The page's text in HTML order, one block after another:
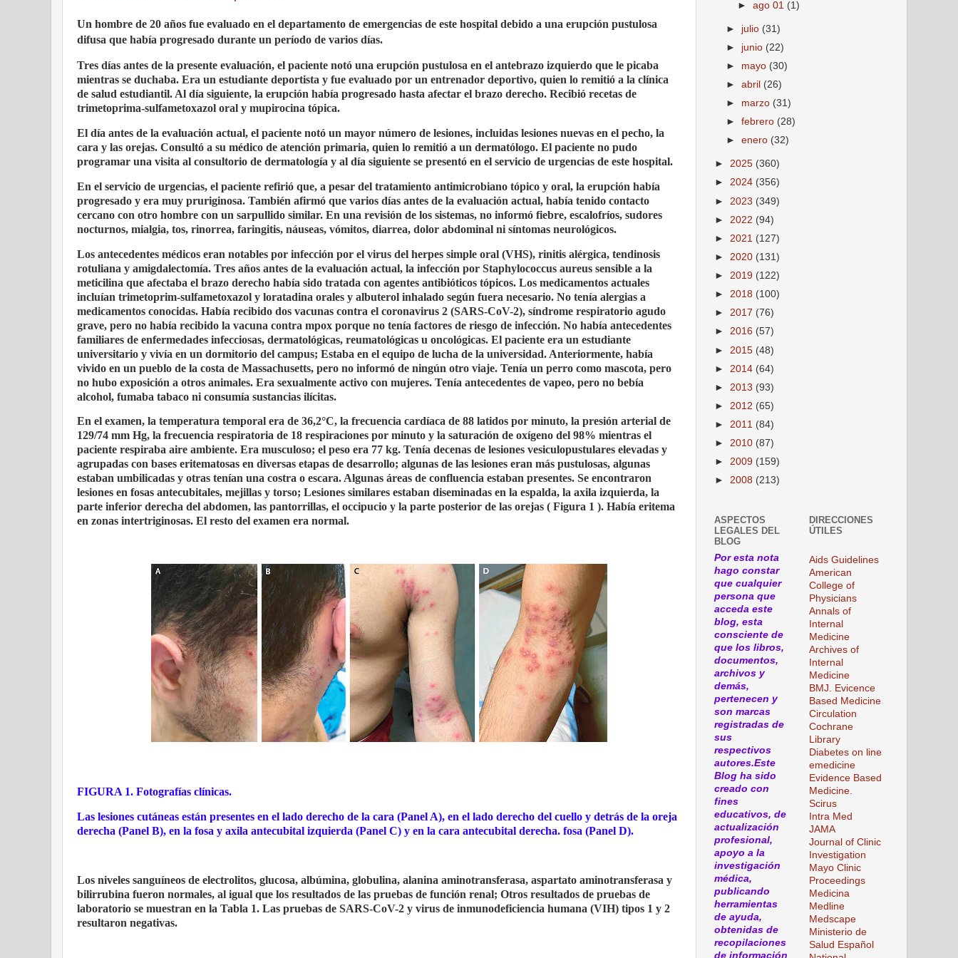
Un hombre de 20 años fue evaluado en el departamento de emergencias de este hospital debido a una erupción pustulosa
difusa que había progresado durante un período de varios días.
Tres días antes de la presente evaluación, el paciente notó una erupción pustulosa en el antebrazo izquierdo que le picaba
mientras se duchaba. Era un estudiante deportista y fue evaluado por un entrenador deportivo, quien lo remitió a la clínica
de salud estudiantil. Al día siguiente, la erupción había progresado hasta afectar el brazo derecho. Recibió recetas de
trimetoprima-sulfametoxazol oral y mupirocina tópica.
El día antes de la evaluación actual, el paciente notó un mayor número de lesiones, incluidas lesiones nuevas en el pecho, la
cara y las orejas. Consultó a su médico de atención primaria, quien lo remitió a un dermatólogo. El paciente no pudo
programar una visita al consultorio de dermatología y al día siguiente se presentó en el servicio de urgencias de este hospital.
En el servicio de urgencias, el paciente refirió que, a pesar del tratamiento antimicrobiano tópico y oral, la erupción había
progresado y era muy pruriginosa. También afirmó que varios días antes de la evaluación actual, había tenido contacto
cercano con otro hombre con un sarpullido similar. En una revisión de los sistemas, no informó fiebre, escalofríos, sudores
nocturnos, mialgia, tos, rinorrea, faringitis, náuseas, vómitos, diarrea, dolor abdominal ni síntomas neurológicos.
Los antecedentes médicos eran notables por infección por el virus del herpes simple oral (VHS), rinitis alérgica, tendinosis
rotuliana y amigdalectomía. Tres años antes de la evaluación actual, la infección por Staphylococcus aureus sensible a la
meticilina que afectaba el brazo derecho había sido tratada con agentes antibióticos tópicos. Los medicamentos actuales
incluían trimetoprim-sulfametoxazol y loratadina orales y albuterol inhalado según fuera necesario. No tenía alergias a
medicamentos conocidas. Había recibido dos vacunas contra el coronavirus 2 (SARS-CoV-2), síndrome respiratorio agudo
grave, pero no había recibido la vacuna contra mpox porque no tenía factores de riesgo de infección. No había antecedentes
familiares de enfermedades infecciosas, dermatológicas, reumatológicas u oncológicas. El paciente era un estudiante
universitario y vivía en un dormitorio del campus; Estaba en el equipo de lucha de la universidad. Anteriormente, había
vivido en un pueblo de la costa de Massachusetts, pero no informó de ningún otro viaje. Tenía un perro como mascota, pero
no hubo exposición a otros animales. Era sexualmente activo con mujeres. Tenía antecedentes de vapeo, pero no bebía
alcohol, fumaba tabaco ni consumía sustancias ilícitas.
En el examen, la temperatura temporal era de 36,2°C, la frecuencia cardíaca de 88 latidos por minuto, la presión arterial de
129/74 mm Hg, la frecuencia respiratoria de 18 respiraciones por minuto y la saturación de oxígeno del 98% mientras el
paciente respiraba aire ambiente. Era musculoso; el peso era 77 kg. Tenía decenas de lesiones vesiculopustulares elevadas y
agrupadas con bases eritematosas en diversas etapas de desarrollo; algunas de las lesiones eran más pustulosas, algunas
estaban umbilicadas y otras tenían una costra o escara. Algunas áreas de confluencia estaban presentes. Se encontraron
lesiones en fosas antecubitales, mejillas y torso; Lesiones similares estaban diseminadas en la espalda, la axila izquierda, la
parte inferior derecha del abdomen, las pantorrillas, el occipucio y la parte posterior de las orejas ( Figura 1 ). Había eritema
en zonas intertriginosas. El resto del examen era normal.
FIGURA 1. Fotografías clínicas.
Las lesiones cutáneas están presentes en el lado derecho de la cara (Panel A), en el lado derecho del cuello y detrás de la oreja
derecha (Panel B), en la fosa y axila antecubital izquierda (Panel C) y en la cara antecubital derecha. fosa (Panel D).
Los niveles sanguíneos de electrolitos, glucosa, albúmina, globulina, alanina aminotransferasa, aspartato aminotransferasa y
bilirrubina fueron normales, al igual que los resultados de las pruebas de función renal; Otros resultados de pruebas de
laboratorio se muestran en la Tabla 1. Las pruebas de SARS-CoV-2 y virus de inmunodeficiencia humana (VIH) tipos 1 y 2
resultaron negativas.
►ago 01 (1)
► julio (31)
► junio (22)
► mayo (30)
►abril (26)
► marzo (31)
►febrero (28)
►enero (32)
► 2025 (360)
► 2024 (356)
► 2023 (349)
► 2022 (94)
► 2021 (127)
► 2020 (131)
► 2019 (122)
► 2018 (100)
► 2017 (76)
► 2016 (57)
► 2015 (48)
► 2014 (64)
► 2013 (93)
► 2012 (65)
► 2011 (84)
► 2010 (87)
► 2009 (159)
► 2008 (213)
ASPECTOS
LEGALES DEL
BLOG
Por esta nota
hago constar
que cualquier
persona que
acceda este
blog, esta
consciente de
que los libros,
documentos,
archivos y
demás,
pertenecen y
son marcas
registradas de
sus
respectivos
autores.Este
Blog ha sido
creado con
fines
educativos, de
actualización
profesional,
apoyo a la
investigación
médica,
publicando
herramientas
de ayuda,
obtenidas de
recopilaciones
de información
DIRECCIONES
ÚTILES
Aids Guidelines
American
College of
Physicians
Annals of
Internal
Medicine
Archives of
Internal
Medicine
BMJ. Evicence
Based Medicine
Circulation
Cochrane
Library
Diabetes on line
emedicine
Evidence Based
Medicine.
Scirus
Intra Med
JAMA
Journal of Clinic
Investigation
Mayo Clinic
Proceedings
Medicina
Medline
Medscape
Ministerio de
Salud Español